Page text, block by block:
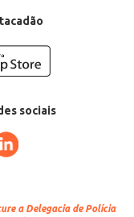
sociais
a Delegacia de Polícia